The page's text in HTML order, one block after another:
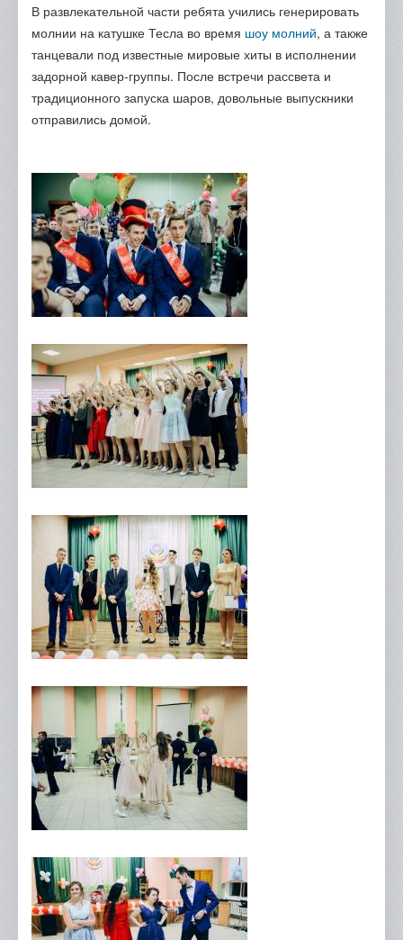
В развлекательной части ребята учились генерировать
молнии на катушке Тесла во время шоу молний, а также
танцевали под известные мировые хиты в исполнении
задорной кавер-группы. После встречи рассвета и
традиционного запуска шаров, довольные выпускники
отправились домой.